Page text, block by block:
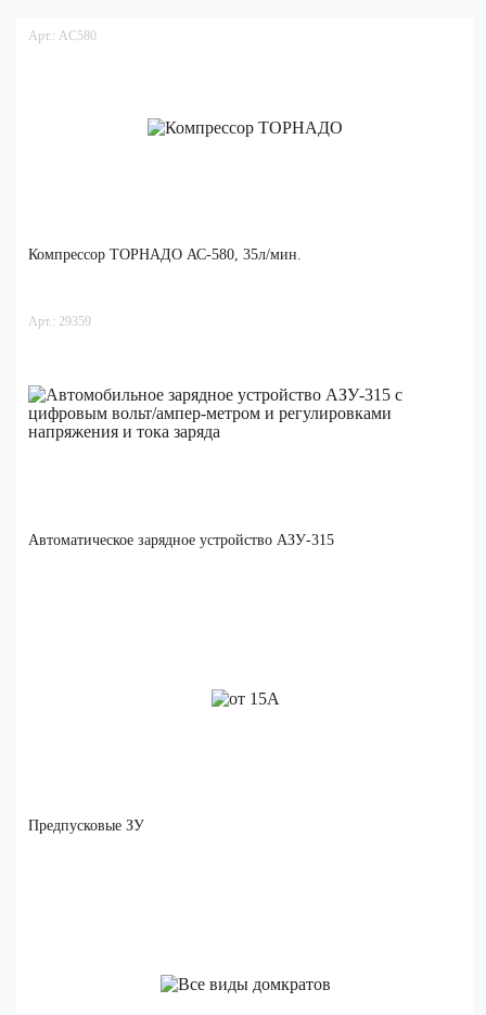
Арт.: AC580
Компрессор ТОРНАДО АС-580, 35л/мин.
Арт.: 29359
Автоматическое зарядное устройство АЗУ-315
Предпусковые ЗУ